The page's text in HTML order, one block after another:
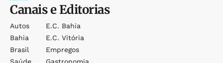
Canais e Editorias
Autos
Bahia
Brasil
Saúde
E.c. Bahia
E.c. Vitória
Empregos
Gastronomia